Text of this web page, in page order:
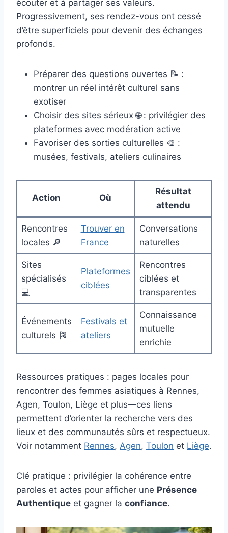
écouter et à partager ses valeurs.
Progressivement, ses rendez-vous ont cessé
d’être superficiels pour devenir des échanges
profonds.
Préparer des questions ouvertes 📝 :
montrer un réel intérêt culturel sans
exotiser
Choisir des sites sérieux 🌐 : privilégier des
plateformes avec modération active
Favoriser des sorties culturelles 🎨 :
musées, festivals, ateliers culinaires
Action Où
Résultat
attendu
Rencontres
locales 🔎
Trouver en
France
Conversations
naturelles
Sites
spécialisés
💻
Plateformes
ciblées
Rencontres
ciblées et
transparentes
Événements
culturels 🎏
Festivals et
ateliers
Connaissance
mutuelle
enrichie
Ressources pratiques : pages locales pour
rencontrer des femmes asiatiques à Rennes,
Agen, Toulon, Liège et plus—ces liens
permettent d’orienter la recherche vers des
lieux et des communautés sûrs et respectueux.
Voir notamment Rennes, Agen, Toulon et Liège.
Clé pratique : privilégier la cohérence entre
paroles et actes pour afficher une Présence
Authentique et gagner la confiance.